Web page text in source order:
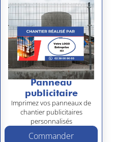
Panneau
publicitaire
Imprimez vos panneaux de
chantier publicitaires
personnalisés
Commander